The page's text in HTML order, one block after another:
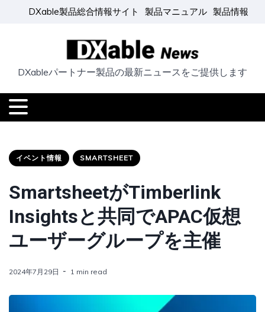
DXable製品総合情報サイト 製品マニュアル 製品情報
DXableパートナー製品の最新ニュースをご提供します
イベント情報 SMARTSHEET
SmartsheetがTimberlink
Insightsと共同でAPAC仮想
ユーザーグループを主催
2024年7月29日 1 min read